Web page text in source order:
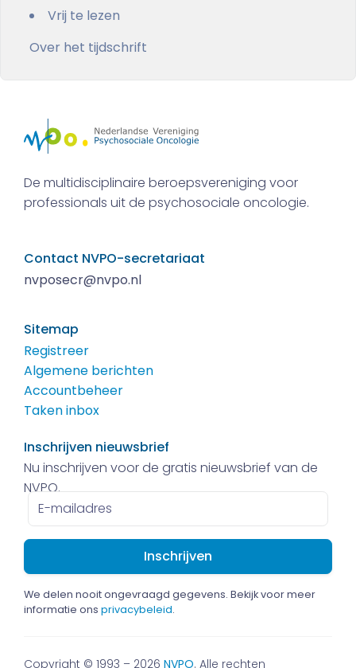
Vrij te lezen
Over het tijdschrift
De multidisciplinaire beroepsvereniging voor
professionals uit de psychosociale oncologie.
Contact NVPO-secretariaat
nvposecr@nvpo.nl
Sitemap
Registreer
Algemene berichten
Accountbeheer
Taken inbox
Inschrijven nieuwsbrief
Nu inschrijven voor de gratis nieuwsbrief van de
NVPO.
E-
mailadres
We delen nooit ongevraagd gegevens. Bekijk voor meer
informatie ons privacybeleid.
Copyright © 1993 – 2026 NVPO. Alle rechten